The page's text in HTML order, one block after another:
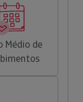
Médio de